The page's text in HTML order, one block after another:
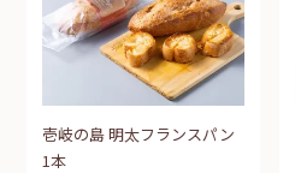
壱岐の島 明太フランスパン
1本